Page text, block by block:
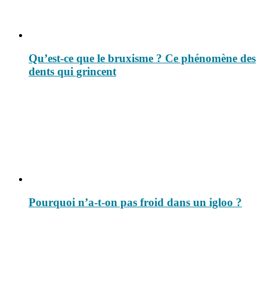
Qu’est-ce que le bruxisme ? Ce phénomène des
dents qui grincent
Pourquoi n’a-t-on pas froid dans un igloo ?